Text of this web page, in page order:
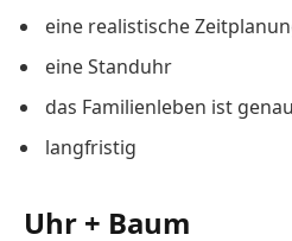
eine realistische
eine Standuhr
das Familienleben ist
langfristig
Uhr + Baum